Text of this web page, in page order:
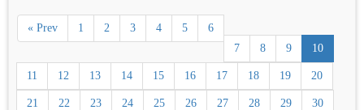
« Prev 1 2 3 4 5
6
7
8 9 10
11 12 13 14 15 16 17 18 19 20
21 22 23 24 25 26 27 28 29 30